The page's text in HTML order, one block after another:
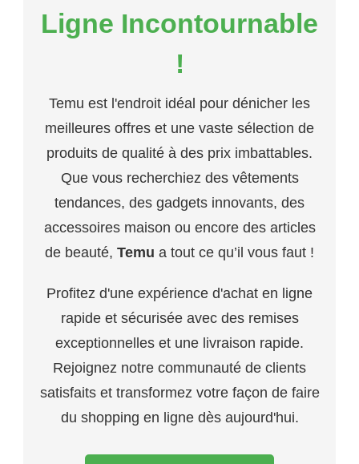
Ligne Incontournable
!
Temu est l'endroit idéal pour dénicher les
meilleures offres et une vaste sélection de
produits de qualité à des prix imbattables.
Que vous recherchiez des vêtements
tendances, des gadgets innovants, des
accessoires maison ou encore des articles
de beauté, Temu a tout ce qu’il vous faut !
Profitez d'une expérience d'achat en ligne
rapide et sécurisée avec des remises
exceptionnelles et une livraison rapide.
Rejoignez notre communauté de clients
satisfaits et transformez votre façon de faire
du shopping en ligne dès aujourd'hui.